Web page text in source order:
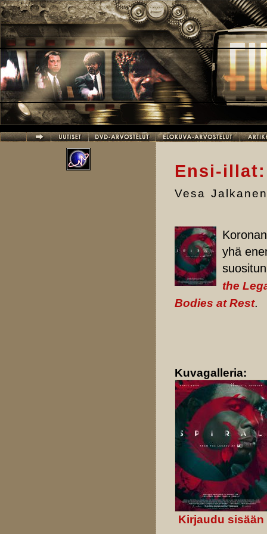
Hyppää pääsisältöön
Ensi-
Vesa Jalkanen
yhä
the
Bodies at Rest.
Kuvagalleria:
Kirjaudu sisään